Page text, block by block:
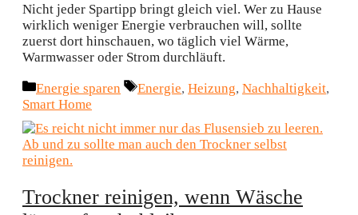
Nicht jeder Spartipp bringt gleich viel. Wer zu Hause
wirklich weniger Energie verbrauchen will, sollte
zuerst dort hinschauen, wo täglich viel Wärme,
Warmwasser oder Strom durchläuft.
Kategorien
Energie sparen Schlagwörter
Energie, Heizung, Nachhaltigkeit,
Smart Home
Trockner reinigen, wenn Wäsche